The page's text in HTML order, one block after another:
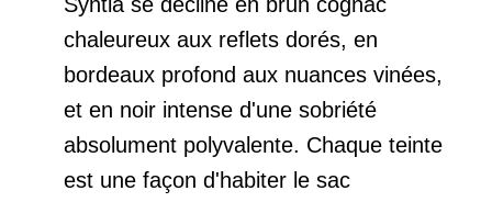
chaleureux aux reflets dorés, en
bordeaux profond aux nuances vinées,
et en noir intense d'une sobriété
absolument polyvalente. Chaque teinte
est une façon d'habiter le sac